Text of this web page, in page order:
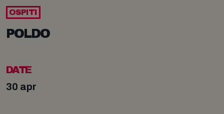
OSPITI
POLDO
DATE
30 apr